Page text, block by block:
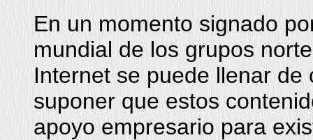
En un momento signado
mundial de los grupos
Internet se puede llenar
suponer que estos
apoyo empresario para